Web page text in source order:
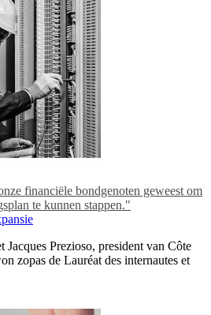
financiële bondgenoten geweest om
te kunnen stappen."
Jacques Prezioso, president van Côte
zopas de Lauréat des internautes et